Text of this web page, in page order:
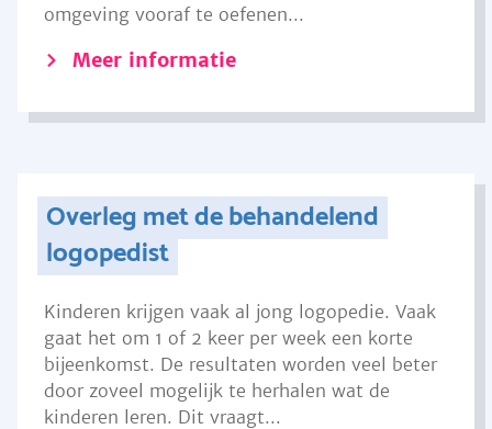
omgeving vooraf te oefenen...
Meer informatie
Overleg met de behandelend
logopedist
Kinderen krijgen vaak al jong logopedie. Vaak
gaat het om 1 of 2 keer per week een korte
bijeenkomst. De resultaten worden veel beter
door zoveel mogelijk te herhalen wat de
kinderen leren. Dit vraagt...